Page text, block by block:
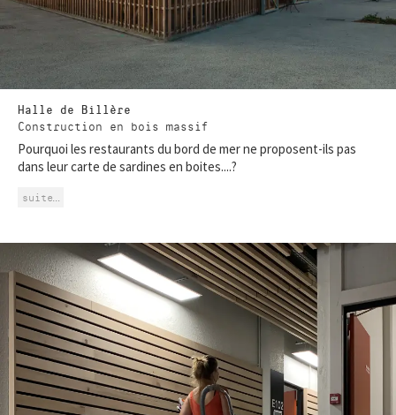
Halle de Billère
Construction en bois massif
Pourquoi les restaurants du bord de mer ne proposent-ils pas
dans leur carte de sardines en boites....?
suite…